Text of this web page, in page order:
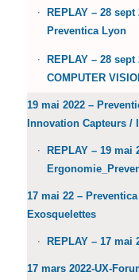
REPLAY – 28 sept
Preventica Lyon
REPLAY – 28 sept
COMPUTER
19 mai 2022 –
Innovation Capteurs /
REPLAY – 19 mai
17 mai 22 –
Exosquelettes
REPLAY – 17 mai
17 mars 2022-UX-